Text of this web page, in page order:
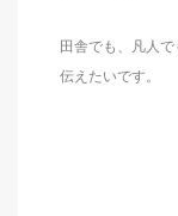
田舎でも、凡人
伝えたいです。